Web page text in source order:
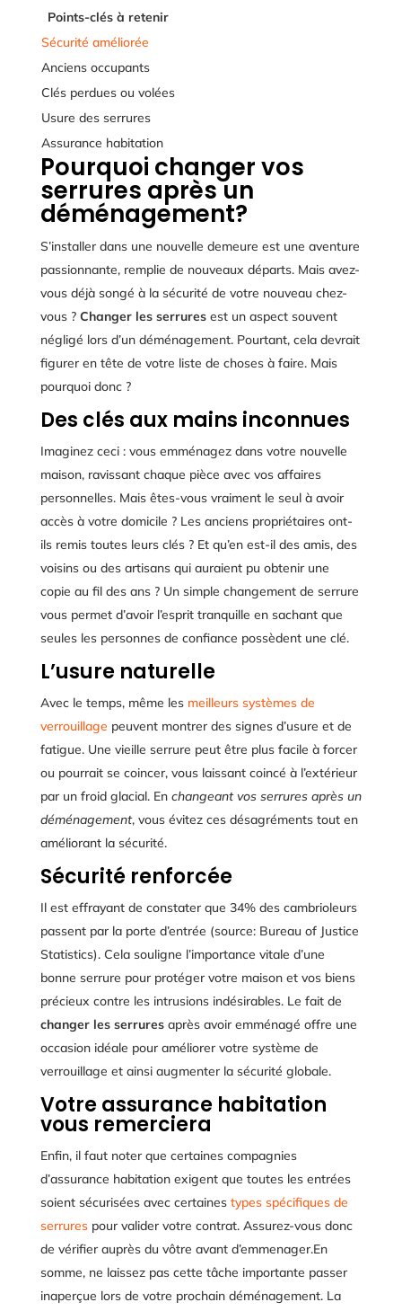
Points-clés à retenir
Sécurité améliorée
Anciens occupants
Clés perdues ou volées
Usure des serrures
Assurance habitation
Pourquoi changer vos
serrures après un
déménagement?
S’installer dans une nouvelle demeure est une aventure
passionnante, remplie de nouveaux départs. Mais avez-
vous déjà songé à la sécurité de votre nouveau chez-
vous ? Changer les serruresest un aspect souvent
négligé lors d’un déménagement. Pourtant, cela devrait
figurer en tête de votre liste de choses à faire. Mais
pourquoi donc ?
Des clés aux mains inconnues
Imaginez ceci : vous emménagez dans votre nouvelle
maison, ravissant chaque pièce avec vos affaires
personnelles. Mais êtes-vous vraiment le seul à avoir
accès à votre domicile ? Les anciens propriétaires ont-
ils remis toutes leurs clés ? Et qu’en est-il des amis, des
voisins ou des artisans qui auraient pu obtenir une
copie au fil des ans ? Un simple changement de serrure
vous permet d’avoir l’esprit tranquille en sachant que
seules les personnes de confiance possèdent une clé.
L’usure naturelle
Avec le temps, même les meilleurs systèmes de
verrouillage peuvent montrer des signes d’usure et de
fatigue. Une vieille serrure peut être plus facile à forcer
ou pourrait se coincer, vous laissant coincé à l’extérieur
par un froid glacial. En changeant vos serrures après un
déménagement, vous évitez ces désagréments tout en
améliorant la sécurité.
Sécurité renforcée
Il est effrayant de constater que 34% des cambrioleurs
passent par la porte d’entrée (source: Bureau of Justice
Statistics). Cela souligne l’importance vitale d’une
bonne serrure pour protéger votre maison et vos biens
précieux contre les intrusions indésirables. Le fait de
changer les serruresaprès avoir emménagé offre une
occasion idéale pour améliorer votre système de
verrouillage et ainsi augmenter la sécurité globale.
Votre assurance habitation
vous remerciera
Enfin, il faut noter que certaines compagnies
d’assurance habitation exigent que toutes les entrées
soient sécurisées avec certaines types spécifiques de
serrurespour valider votre contrat. Assurez-vous donc
de vérifier auprès du vôtre avant d’emmenager.En
somme, ne laissez pas cette tâche importante passer
inaperçue lors de votre prochain déménagement. La